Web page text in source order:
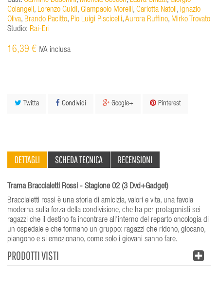
Colangeli, Lorenzo Guidi, Giampaolo Morelli, Carlotta Natoli, Ignazio
Oliva, Brando Pacitto, Pio Luigi Piscicelli,Aurora Ruffino, Mirko Trovato
Studio: Rai-Eri
16,39 € IVA inclusa
Twitta Condividi Google+ Pinterest
DETTAGLI SCHEDA TECNICA RECENSIONI
Trama Braccialetti Rossi - Stagione 02 (3 Dvd+Gadget)
Braccialetti rossi è una storia di amicizia, valori e vita, una favola
moderna sulla forza della condivisione, che ha per protagonisti sei
ragazzi che il destino fa incontrare all'interno del reparto oncologia di
un ospedale e che formano un gruppo: ragazzi che ridono, giocano,
piangono e si emozionano, come solo i giovani sanno fare.
PRODOTTI VISTI